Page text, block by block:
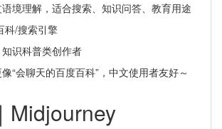
境理解，适合搜索、知识问答、教育用途
科/搜索引擎
识科普类创作者
“会聊天的百度百科”，中文使用者友好～
Midjourney